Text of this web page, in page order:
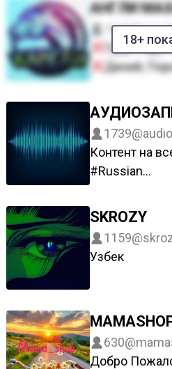
БУМАСА
БИРИМИЗ
МАВЗУДАН
СОТИ
18+
ҚАНГЛИ
1942
Гуруппада
Диний,
Узбек
Стиккерлар
Админлар
1739
Контент на
#Russian
#Узбек
#Каракалпак
Канал
SKROZY
1159
Узбек
630
Добро